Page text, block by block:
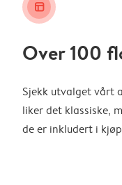
layout_alt
Over 100
Sjekk utvalget vårt
liker det klassiske,
de er inkludert i